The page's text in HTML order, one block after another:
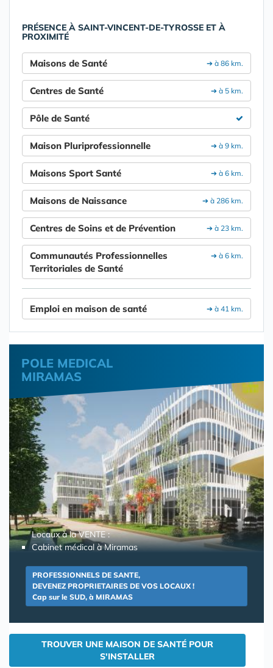
PRÉSENCE À SAINT-VINCENT-DE-TYROSSE ET À
PROXIMITÉ
➔ à 86 km.
Maisons de Santé
➔ à 5 km.
Centres de Santé
Pôle de Santé
➔ à 9 km.
Maison Pluriprofessionnelle
➔ à 6 km.
Maisons Sport Santé
➔ à 286 km.
Maisons de Naissance
➔ à 23 km.
Centres de Soins et de Prévention
➔ à 6 km.
Communautés Professionnelles
Territoriales de Santé
➔ à 41 km.
Emploi en maison de santé
POLE MEDICAL
MIRAMAS
Locaux à la VENTE :
Cabinet médical à Miramas
PROFESSIONNELS DE SANTE,
DEVENEZ PROPRIETAIRES DE VOS LOCAUX !
Cap sur le SUD, à MIRAMAS
TROUVER UNE MAISON DE SANTÉ POUR
S'INSTALLER